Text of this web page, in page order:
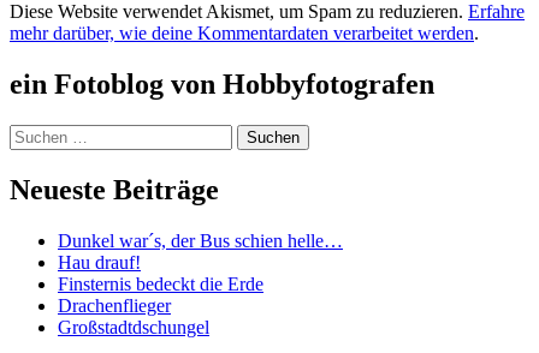
Diese Website verwendet Akismet, um Spam zu reduzieren. Erfahre
mehr darüber, wie deine Kommentardaten verarbeitet werden.
ein Fotoblog von Hobbyfotografen
Suchen
nach:
Neueste Beiträge
Dunkel war´s, der Bus schien helle…
Hau drauf!
Finsternis bedeckt die Erde
Drachenflieger
Großstadtdschungel